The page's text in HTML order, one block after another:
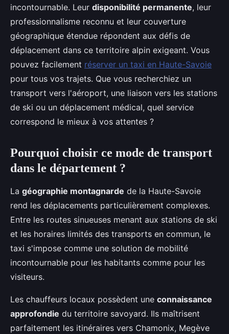
incontournable. Leur disponibilité permanente, leur
professionnalisme reconnu et leur couverture
géographique étendue répondent aux défis de
déplacement dans ce territoire alpin exigeant. Vous
pouvez facilement réserver un taxi en Haute-Savoie
pour tous vos trajets. Que vous recherchiez un
transport vers l'aéroport, une liaison vers les stations
de ski ou un déplacement médical, quel service
correspond le mieux à vos attentes ?
Pourquoi choisir ce mode de transport
dans le département ?
La géographie montagnarde de la Haute-Savoie
rend les déplacements particulièrement complexes.
Entre les routes sinueuses menant aux stations de ski
et les horaires limités des transports en commun, le
taxi s'impose comme une solution de mobilité
incontournable pour les habitants comme pour les
visiteurs.
Les chauffeurs locaux possèdent une connaissance
approfondie du territoire savoyard. Ils maîtrisent
parfaitement les itinéraires vers Chamonix, Megève